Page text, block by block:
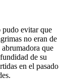
evitar que
no eran de
que
de su
en el pasado